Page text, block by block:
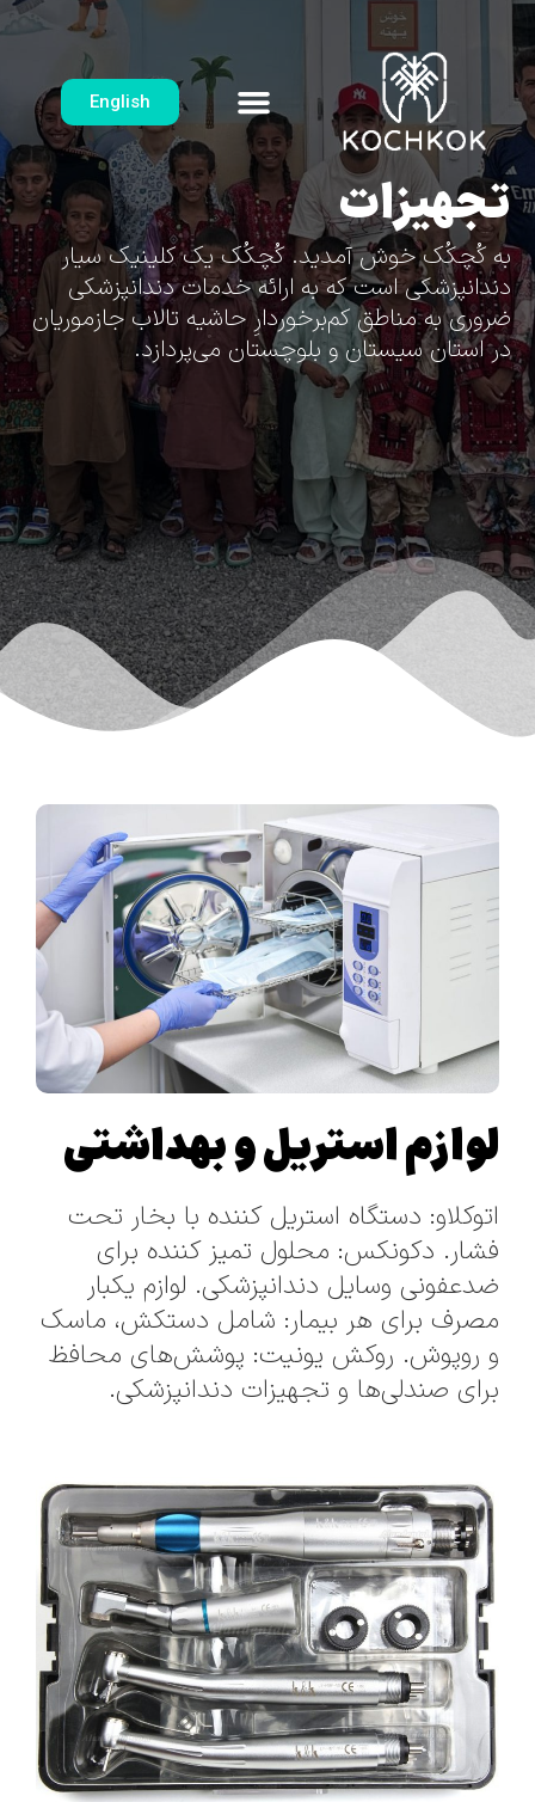
English
تجهیزات
به کُچکُک خوش آمدید. کُچکُک یک کلینیک سیار
دندانپزشکی است که به ارائه خدمات دندانپزشکی
ضروری به مناطق کم‌برخوردارِ حاشیه تالاب جازموریان
در استان سیستان و بلوچستان می‌پردازد.
لوازم استریل و بهداشتی
اتوکلاو: دستگاه استریل کننده با بخار تحت
فشار. دکونکس: محلول تمیز کننده برای
ضدعفونی وسایل دندانپزشکی. لوازم یکبار
مصرف برای هر بیمار: شامل دستکش، ماسک
و روپوش. روکش یونیت: پوشش‌های محافظ
برای صندلی‌ها و تجهیزات دندانپزشکی.